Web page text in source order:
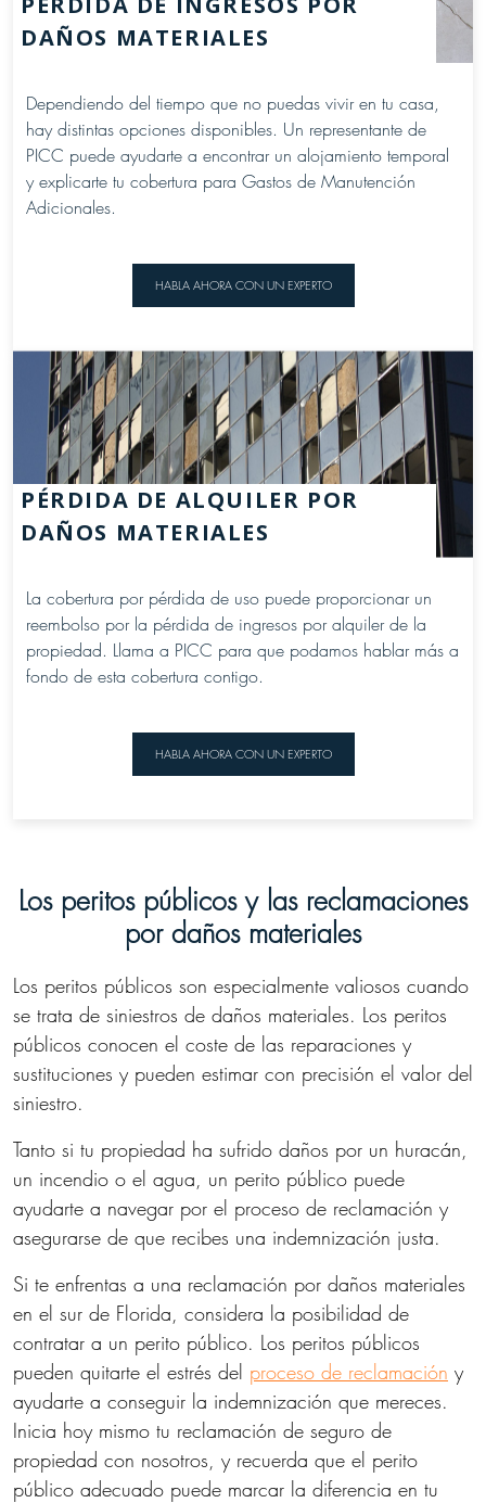
DAÑOS MATERIALES
Dependiendo del tiempo que no puedas vivir en tu casa,
hay distintas opciones disponibles. Un representante de
PICC puede ayudarte a encontrar un alojamiento temporal
y explicarte tu cobertura para Gastos de Manutención
Adicionales.
HABLA AHORA CON UN EXPERTO
PÉRDIDA DE ALQUILER POR
DAÑOS MATERIALES
La cobertura por pérdida de uso puede proporcionar un
reembolso por la pérdida de ingresos por alquiler de la
propiedad. Llama a PICC para que podamos hablar más a
fondo de esta cobertura contigo.
HABLA AHORA CON UN EXPERTO
Los peritos públicos y las reclamaciones
por daños materiales
Los peritos públicos son especialmente valiosos cuando
se trata de siniestros de daños materiales. Los peritos
públicos conocen el coste de las reparaciones y
sustituciones y pueden estimar con precisión el valor del
siniestro.
Tanto si tu propiedad ha sufrido daños por un huracán,
un incendio o el agua, un perito público puede
ayudarte a navegar por el proceso de reclamación y
asegurarse de que recibes una indemnización justa.
Si te enfrentas a una reclamación por daños materiales
en el sur de Florida, considera la posibilidad de
contratar a un perito público. Los peritos públicos
pueden quitarte el estrés del proceso de reclamación y
ayudarte a conseguir la indemnización que mereces.
Inicia hoy mismo tu reclamación de seguro de
propiedad con nosotros, y recuerda que el perito
público adecuado puede marcar la diferencia en tu